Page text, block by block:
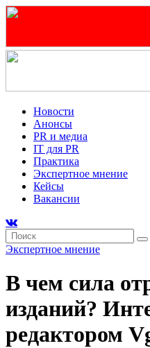
Новости
Анонсы
PR и медиа
IT для PR
Практика
Экспертное мнение
Кейсы
Вакансии
Экспертное мнение
В чем сила
изданий?
редактором